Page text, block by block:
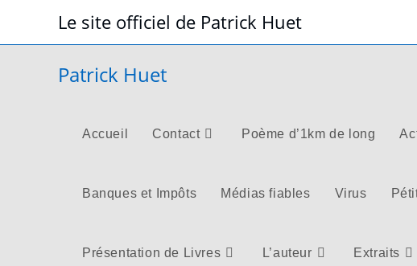
content
Le site officiel de Patrick Huet
Patrick Huet
Accueil Contact Poème d’1km de long
Banques et Impôts Médias fiables Virus
Présentation de Livres L’auteur Extraits